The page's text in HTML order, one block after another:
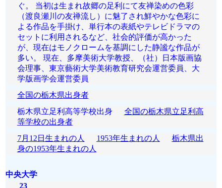
ぐ。 当初は生まれ故郷の足利にて友禅染めの色彩
（渡良瀬川の友禅流し）に魅了され鮮やかな色彩に
よる作品を手掛け、単行本の表紙やテレビドラマの
セットに利用されるなど、社会的評価が高かった
が、現在はモノクロームを基調にした静謐な作品が
多い。 現在、多摩美術大学教授、（社）日本版画協
会理事、東京藝術大学美術教育研究会運営委員、大
学版画学会運営委員
全国の栃木県出身者
栃木県立足利高等学校出身 全国の栃木県立足利高
等学校の出身者
7月12日生まれの人
1953年生まれの人
栃木県出
身の1953年生まれの人
中央大学
23